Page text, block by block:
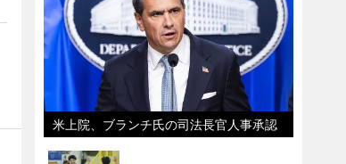
米上院、ブランチ氏の司法長官人事承認